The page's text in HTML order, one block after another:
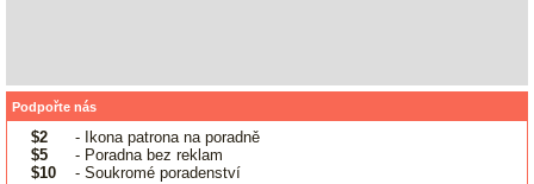
Podpořte nás
$2
- Ikona patrona na poradně
$5
- Poradna bez reklam
$10
- Soukromé poradenství